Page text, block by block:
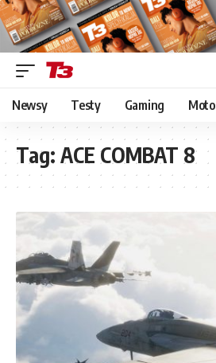
Newsy Testy Gaming Moto
Tag: ACE COMBAT 8